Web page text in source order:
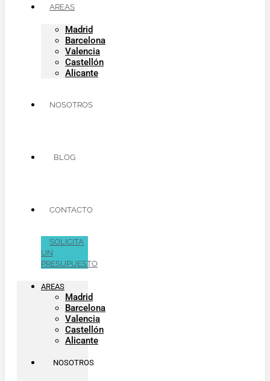
AREAS
Madrid
Barcelona
Valencia
Castellón
Alicante
NOSOTROS
BLOG
CONTACTO
SOLICITA
UN
PRESUPUESTO
AREAS
Madrid
Barcelona
Valencia
Castellón
Alicante
NOSOTROS